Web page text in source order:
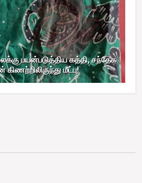
பயன்படுத்திய கத்தி, சந்தேக
மீட்பு!